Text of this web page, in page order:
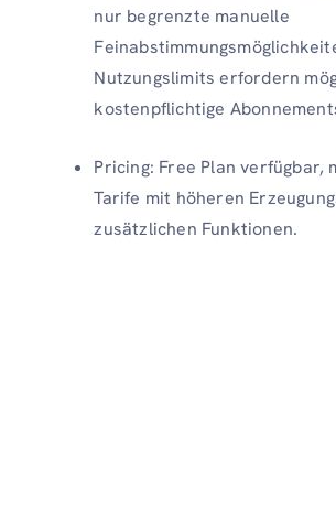
nur begrenzte manuelle
Nutzungslimits erfordern
kostenpflichtige
Pricing: Free Plan verfügbar,
Tarife mit höheren
zusätzlichen Funktionen.